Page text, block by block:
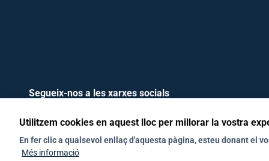
Segueix-nos a les xarxes socials
Utilitzem cookies en aquest lloc per millorar la vostra
En fer clic a qualsevol enllaç d'aquesta pàgina, esteu donant el
Més informació